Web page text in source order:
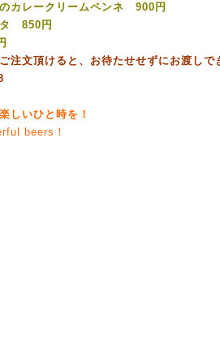
カレークリームペンネ 900円
タ 850円
注文頂けると、お待たせせずにお渡しで
しいひと時を！
beers！